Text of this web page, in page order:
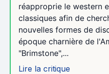
réapproprie le western
classiques afin de
nouvelles formes de
époque charnière de
"Brimstone",...
Lire la critique